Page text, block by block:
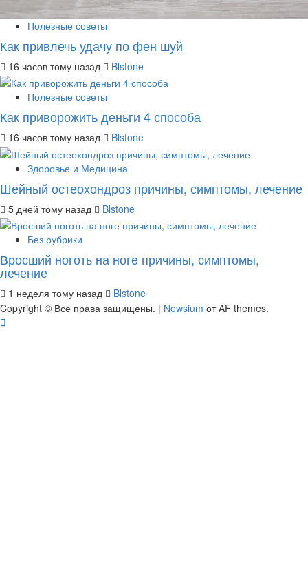
Полезные советы
Как привлечь удачу по фен шуй
16 часов тому назад Blstone
Полезные советы
Как приворожить деньги 4 способа
16 часов тому назад Blstone
Здоровье и Медицина
Шейный остеохондроз причины, симптомы, лечение
5 дней тому назад Blstone
Без рубрики
Вросший ноготь на ноге причины, симптомы,
лечение
1 неделя тому назад
Blstone
Copyright © Все права защищены. | Newsium от AF themes.